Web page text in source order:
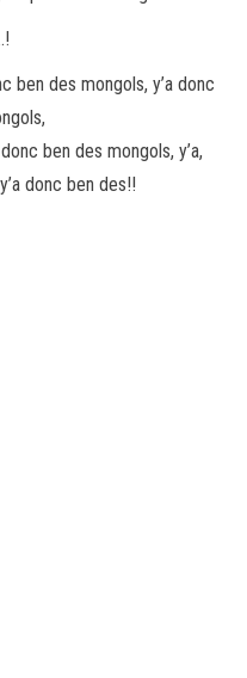
ben des mongols, y’a donc
ben des mongols, y’a,
donc ben des!!